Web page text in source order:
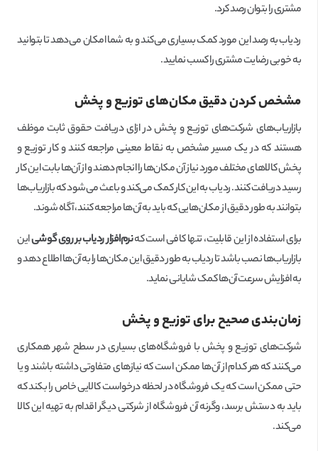
مشتری را بتوان رصد کرد.
ردیاب به رصد این مورد کمک بسیاری می‌کند و به شما امکان می‌دهد تا بتوانید
به خوبی رضایت مشتری را کسب نمایید.
مشخص کردن دقیق مکان‌های توزیع و پخش
بازاریاب‌های شرکت‌های توزیع و پخش در ازای دریافت حقوق ثابت موظف
هستند که در یک مسیر مشخص به نقاط معینی مراجعه کنند و کار توزیع و
پخش کالا‌های مختلف مورد نیاز آن مکان‌ها را انجام دهند و از آن‌ها بابت این کار
رسید دریافت کنند. ردیاب به این کار کمک می‌کند و باعث می‌شود که بازاریاب‌ها
بتوانند به طور دقیق از مکان‌هایی که باید به آن‌ها مراجعه کنند، آگاه شوند.
برای استفاده از این قابلیت، تنها کافی است کهنرم‌افزار ردیاب بر روی گوشیاین
بازاریاب‌ها نصب باشد تا ردیاب به طور دقیق این مکان‌ها را به آن‌ها اطلاع دهد و
به افزایش سرعت آن‌ها کمک شایانی نماید.
زمان‌بندی صحیح برای توزیع و پخش
شرکت‌های توزیع و پخش با فروشگاه‌های بسیاری در سطح شهر همکاری
می‌کنند که هر کدام از آن‌ها ممکن است که نیاز‌های متفاوتی داشته باشند و یا
حتی ممکن است که یک فروشگاه در لحظه درخواست کالایی خاص را بکند که
باید به دستش برسد، وگرنه آن فروشگاه از شرکتی دیگر اقدام به تهیه این کالا
می‌کند.